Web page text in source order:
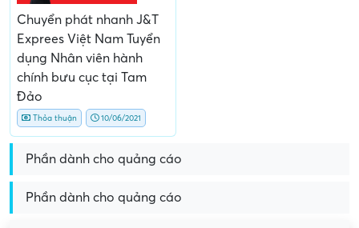
Chuyển phát nhanh J&T
Exprees Việt Nam Tuyển
dụng Nhân viên hành
chính bưu cục tại Tam
Đảo
Thỏa thuận 10/06/2021
Phần dành cho quảng cáo
Phần dành cho quảng cáo